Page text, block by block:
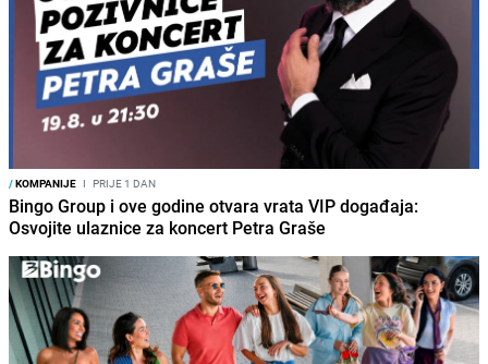
/KOMPANIJE I PRIJE 1 DAN
Bingo Group i ove godine otvara vrata VIP događaja:
Osvojite ulaznice za koncert Petra Graše